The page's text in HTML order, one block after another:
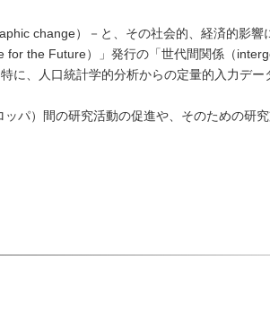
change）－と、その社会的、経済的影響
the Future）」発行の「世代間関係（
、人口統計学的分析からの定量的入力デ
パ）間の研究活動の促進や、そのための研